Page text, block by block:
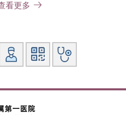
合培养2年，2015年获美国移植
双供肾移植等
制与治疗，主要集中研究巨噬
看更多